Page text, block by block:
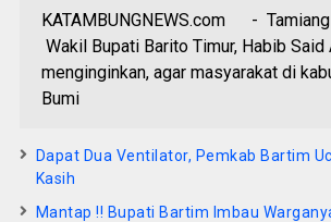
KATAMBUNGNEWS.com -
Wakil Bupati Barito Timur, Habib Said
menginginkan, agar masyarakat di
Bumi
Dapat Dua Ventilator, Pemkab Bartim
Kasih
Mantap !! Bupati Bartim Imbau